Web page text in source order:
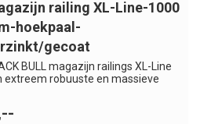
railing XL-Line-1000
hoekpaal-
gecoat
BULL magazijn railings XL-Line
extreem robuuste en massieve